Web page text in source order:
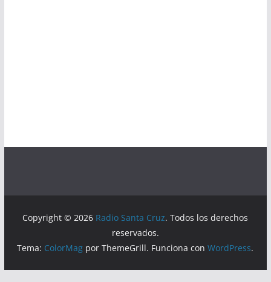
Copyright © 2026 Radio Santa Cruz. Todos los derechos
reservados.
Tema: ColorMag por ThemeGrill. Funciona conWordPress.